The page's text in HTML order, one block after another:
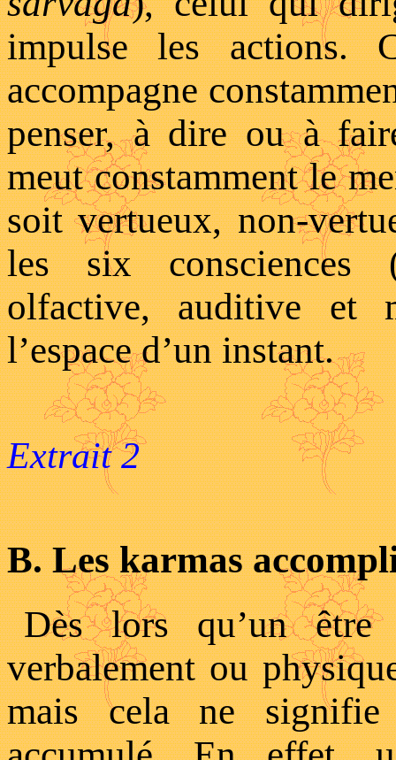
impulse les actions.
accompagne
penser, à dire ou à
meut constamment le
soit vertueux, non-
les six consciences
olfactive, auditive et
l’espace d’un instant.
Extrait 2
B. Les karmas
Dès lors qu’un être
verbalement ou
mais cela ne